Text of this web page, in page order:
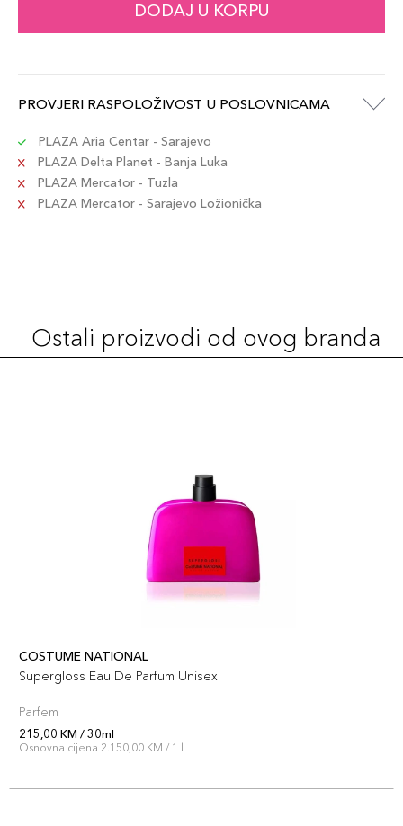
DODAJ U KORPU
PROVJERI RASPOLOŽIVOST U POSLOVNICAMA
PLAZA Aria Centar - Sarajevo
PLAZA Delta Planet - Banja Luka
PLAZA Mercator - Tuzla
PLAZA Mercator - Sarajevo Ložionička
Ostali proizvodi od ovog branda
COSTUME NATIONAL
Supergloss Eau De Parfum Unisex
Parfem
215,00 KM / 30ml
Osnovna cijena 2.150,00 KM / 1 l